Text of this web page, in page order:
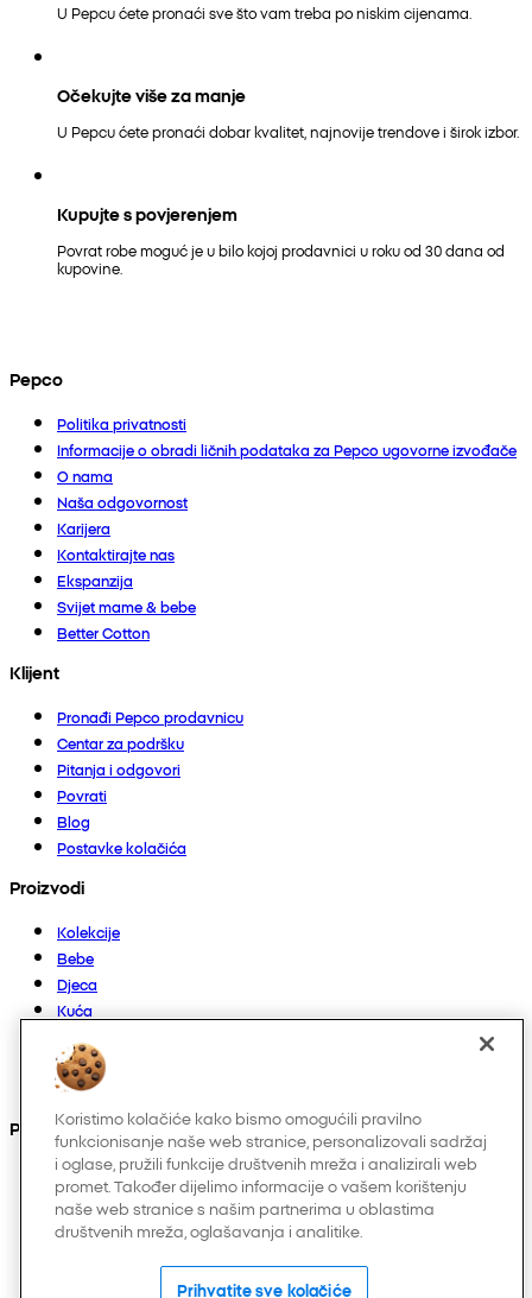
U Pepcu ćete pronaći sve što vam treba po niskim cijenama.
Očekujte više za manje
U Pepcu ćete pronaći dobar kvalitet, najnovije trendove i širok izbor.
Kupujte s povjerenjem
Povrat robe moguć je u bilo kojoj prodavnici u roku od 30 dana od
kupovine.
Pepco
Politika privatnosti
Informacije o obradi ličnih podataka za Pepco ugovorne izvođače
O nama
Naša odgovornost
Karijera
Kontaktirajte nas
Ekspanzija
Svijet mame & bebe
Better Cotton
Klijent
Pronađi Pepco prodavnicu
Centar za podršku
Pitanja i odgovori
Povrati
Blog
Postavke kolačića
Proizvodi
Kolekcije
Bebe
Djeca
Kuća
Muškarci
Ostalo
Pronađite nas na
Koristimo kolačiće kako bismo omogućili pravilno
funkcionisanje naše web stranice, personalizovali sadržaj
i oglase, pružili funkcije društvenih mreža i analizirali web
promet. Također dijelimo informacije o vašem korištenju
naše web stranice s našim partnerima u oblastima
društvenih mreža, oglašavanja i analitike.
Prihvatite sve kolačiće